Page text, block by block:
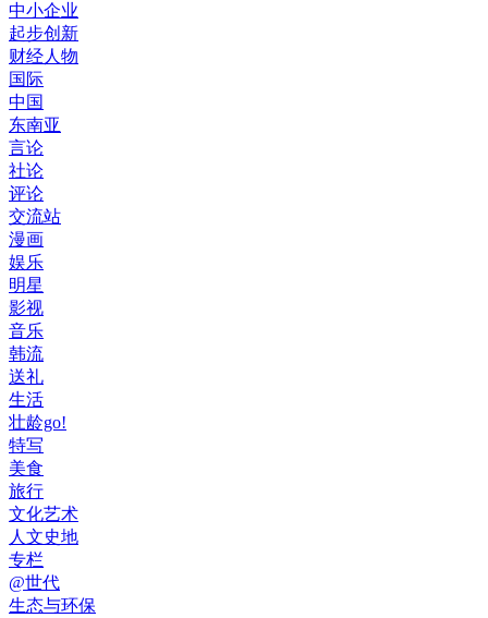
中小企业
起步创新
财经人物
国际
中国
东南亚
言论
社论
评论
交流站
漫画
娱乐
明星
影视
音乐
韩流
送礼
生活
壮龄go!
特写
美食
旅行
文化艺术
人文史地
专栏
@世代
生态与环保